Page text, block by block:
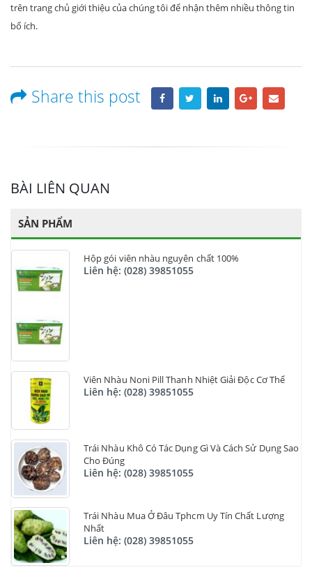
trên trang chủ giới thiệu của chúng tôi để nhận thêm nhiều thông tin
bổ ích.
Share this post
BÀI LIÊN QUAN
SẢN PHẨM
Hộp gói viên nhàu nguyên chất 100%
Liên hệ: (028) 39851055
Viên Nhàu Noni Pill Thanh Nhiệt Giải Độc Cơ Thể
Liên hệ: (028) 39851055
Trái Nhàu Khô Có Tác Dụng Gì Và Cách Sử Dụng Sao
Cho Đúng
Liên hệ: (028) 39851055
Trái Nhàu Mua Ở Đâu Tphcm Uy Tín Chất Lượng
Nhất
Liên hệ: (028) 39851055